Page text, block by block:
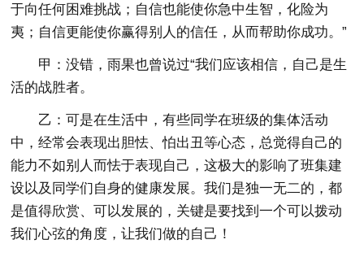
于向任何困难挑战；自信也能使你急中生智，化险为
夷；自信更能使你赢得别人的信任，从而帮助你成功。”
甲：没错，雨果也曾说过“我们应该相信，自己是生
活的战胜者。
乙：可是在生活中，有些同学在班级的集体活动
中，经常会表现出胆怯、怕出丑等心态，总觉得自己的
能力不如别人而怯于表现自己，这极大的影响了班集建
设以及同学们自身的健康发展。我们是独一无二的，都
是值得欣赏、可以发展的，关键是要找到一个可以拨动
我们心弦的角度，让我们做的自己！